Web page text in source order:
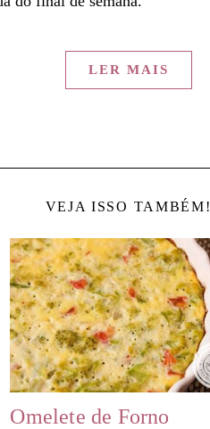
LER MAIS
VEJA ISSO TAMBÉM!
Omelete de Forno